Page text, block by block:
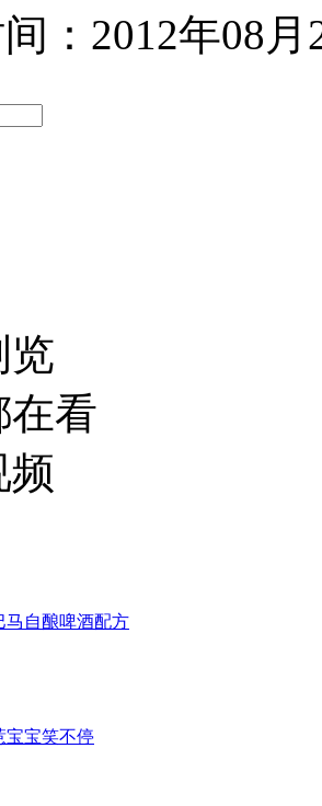
：2012年08月
览
在看
频
马自酿啤酒配方
宝宝笑不停